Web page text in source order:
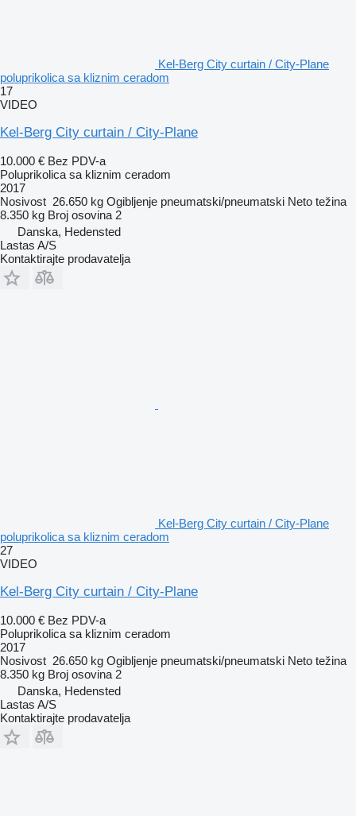
Kel-Berg City curtain / City-Plane
poluprikolica sa kliznim ceradom
17
VIDEO
Kel-Berg City curtain / City-Plane
10.000 € Bez PDV-a
Poluprikolica sa kliznim ceradom
2017
Nosivost 26.650 kg Ogibljenje pneumatski/pneumatski Neto težina
8.350 kg Broj osovina 2
Danska, Hedensted
Lastas A/S
Kontaktirajte prodavatelja
Kel-Berg City curtain / City-Plane
poluprikolica sa kliznim ceradom
27
VIDEO
Kel-Berg City curtain / City-Plane
10.000 € Bez PDV-a
Poluprikolica sa kliznim ceradom
2017
Nosivost 26.650 kg Ogibljenje pneumatski/pneumatski Neto težina
8.350 kg Broj osovina 2
Danska, Hedensted
Lastas A/S
Kontaktirajte prodavatelja